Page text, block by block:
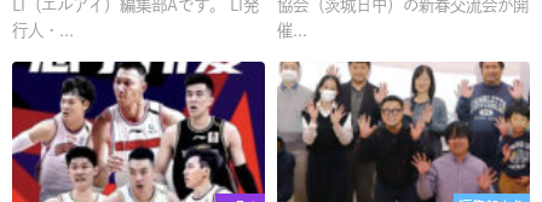
LI（エルアイ）編集部Aです。 LI発
行人・...
協会（茨城日中）の新春交流会が開
催...